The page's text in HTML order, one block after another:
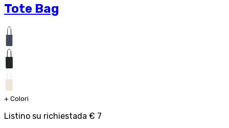
Tote Bag
+ Colori
Listino su richiestada € 7